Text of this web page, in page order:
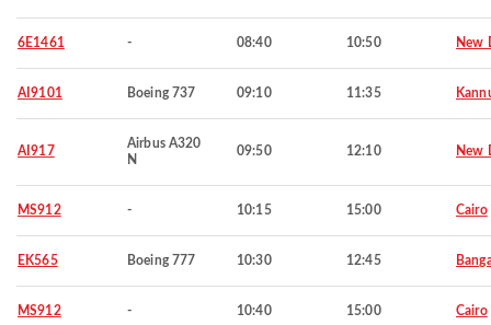
6E1461 - 08:40 10:50 New
AI9101 Boeing 737 09:10 11:35
AI917
Airbus A320
N
09:50 12:10 New
MS912 - 10:15 15:00 Cairo
EK565 Boeing 777 10:30 12:45
MS912 - 10:40 15:00 Cairo